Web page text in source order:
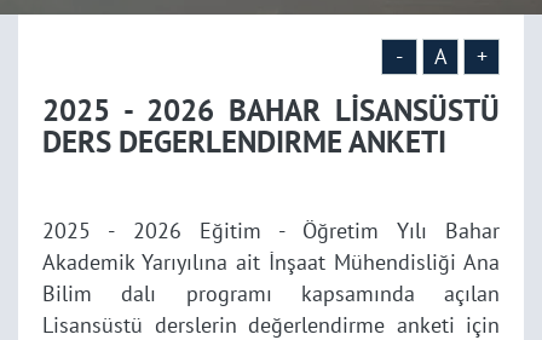
- A +
2025 - 2026 BAHAR LİSANSÜSTÜ
DERS DEGERLENDIRME ANKETI
2025 - 2026 Eğitim - Öğretim Yılı Bahar
Akademik Yarıyılına ait İnşaat Mühendisliği Ana
Bilim dalı programı kapsamında açılan
Lisansüstü derslerin değerlendirme anketi için